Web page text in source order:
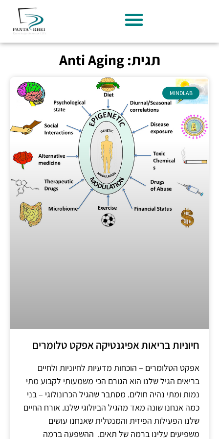
תגית: Anti Aging
MINDLAB
חיוניות בריאות אפיגנטיקה אפקט טלומרים
אפקט הטלומרים – הוכחות מדעיות לחיוניות ולחיים
בריאים הגיל שלנו הוא הגורם הכי משמעותי לקבוע מתי
נמות ומתי נהיה חולים. מסתבר שהגיל הכרונולוגי – בני
כמה אנחנו שונה מאד מהגיל הביולוגי שלנו. אורח החיים
שלנו הפעילות הפיזית והמנטלית שאנחנו עושים
משפיעים עלינו ברמה של תאים. ההשפעה ברמה